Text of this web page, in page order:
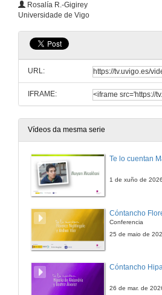
Rosalía R.-Gigirey
Universidade de Vigo
URL:
IFRAME:
Vídeos da mesma serie
1 de xuño de 2026
Conferencia
25 de maio de
26 de mar. de